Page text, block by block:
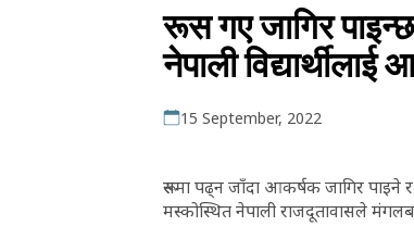
रूस गए जागिर
नेपाली विद्यार्थीलाई
15 September, 2022
रूसमा पढ्न जाँदा आकर्षक जागिर पाइने र
मस्कोस्थित नेपाली राजदूतावासले